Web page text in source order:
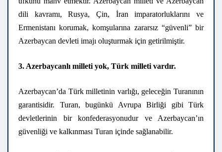
dili kavramı, Rusya, Çin, İran imparatorluklarını ve
Ermenistanı korumak, komşularına zararsız “güvenli” bir
Azerbaycan devleti imajı oluşturmak için getirilmiştir.
3. Azerbaycanlı milleti yok, Türk milleti vardır.
Azerbaycan’da Türk milletinin varlığı, geleceğin Turanının
garantisidir. Turan, bugünkü Avrupa Birliği gibi Türk
devletlerinin bir konfederasyonudur ve Azerbaycan’ın
güvenliği ve kalkınması Turan içinde sağlanabilir.